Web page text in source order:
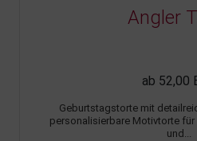
Angler
ab 52,00
Geburtstagstorte mit
personalisierbare Motivtorte
und...